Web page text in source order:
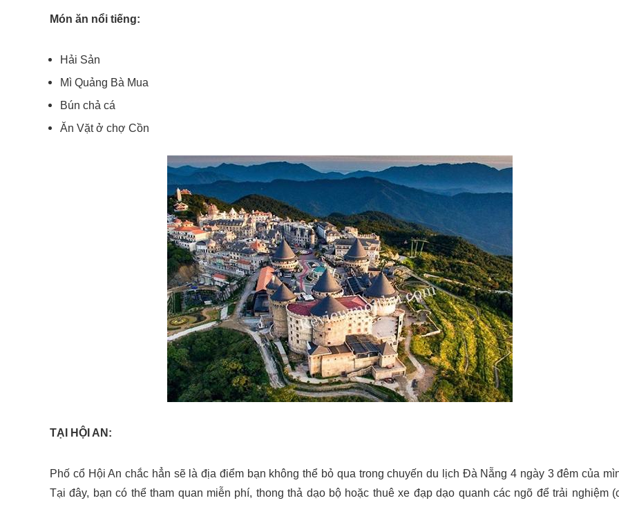
Món ăn nổi tiếng:
Hải Sản
Mì Quảng Bà Mua
Bún chả cá
Ăn Vặt ở chợ Cồn
TẠI HỘI AN:
Phố cổ Hội An chắc hẳn sẽ là địa điểm bạn không thể bỏ qua trong chuyến du lịch Đà Nẵng 4 ngày 3 đêm của
Tại đây, bạn có thể tham quan miễn phí, thong thả dạo bộ hoặc thuê xe đạp dạo quanh các ngõ để trải nghiệm